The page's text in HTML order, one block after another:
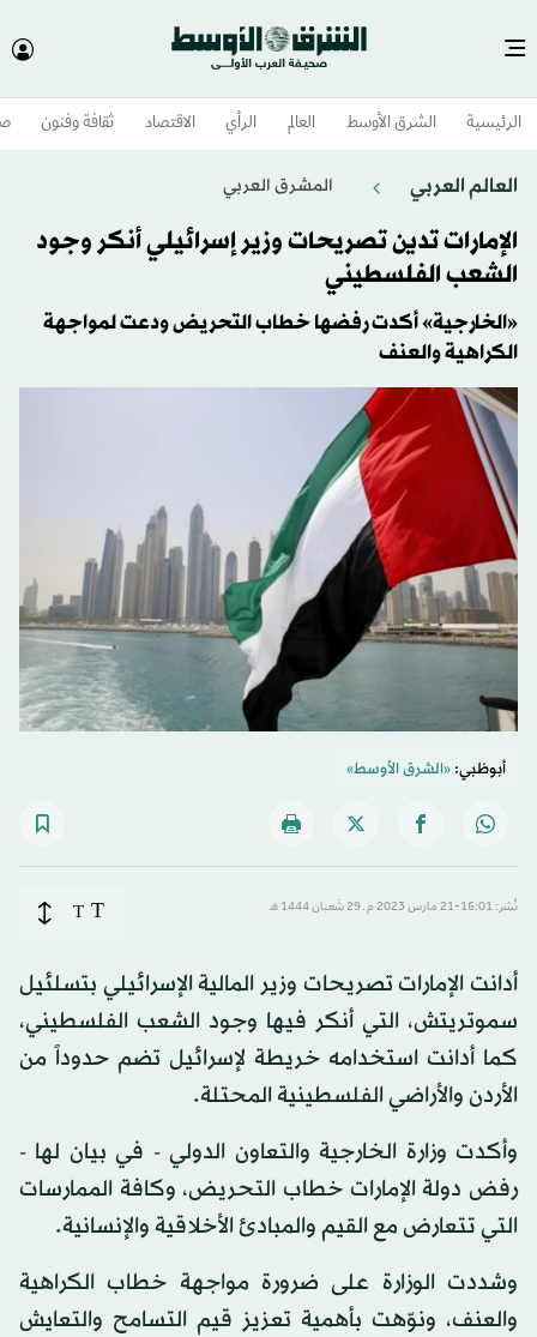
الرئيسية الشرق الأوسط​ العالم الرأي الاقتصاد ثقافة وفنون
العالم العربي المشرق العربي
الإمارات تدين تصريحات وزير إسرائيلي أنكر وجود
الشعب الفلسطيني
«الخارجية» أكدت رفضها خطاب التحريض ودعت لمواجهة
الكراهية والعنف
أبوظبي:«الشرق الأوسط»
نُشر: 16:01-21 مارس 2023 م ـ 29 شَعبان 1444 هـ T
T
أدانت الإمارات تصريحات وزير المالية الإسرائيلي بتسلئيل
سموتريتش، التي أنكر فيها وجود الشعب الفلسطيني،
كما أدانت استخدامه خريطة لإسرائيل تضم حدوداً من
الأردن والأراضي الفلسطينية المحتلة.
وأكدت وزارة الخارجية والتعاون الدولي - في بيان لها -
رفض دولة الإمارات خطاب التحريض، وكافة الممارسات
التي تتعارض مع القيم والمبادئ الأخلاقية والإنسانية.
وشددت الوزارة على ضرورة مواجهة خطاب الكراهية
والعنف، ونوّهت بأهمية تعزيز قيم التسامح والتعايش